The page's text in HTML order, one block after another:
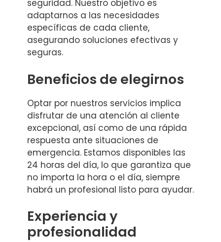
seguridad. Nuestro objetivo es
adaptarnos a las necesidades
específicas de cada cliente,
asegurando soluciones efectivas y
seguras.
Beneficios de elegirnos
Optar por nuestros servicios implica
disfrutar de una atención al cliente
excepcional, así como de una rápida
respuesta ante situaciones de
emergencia. Estamos disponibles las
24 horas del día, lo que garantiza que
no importa la hora o el día, siempre
habrá un profesional listo para ayudar.
Experiencia y
profesionalidad